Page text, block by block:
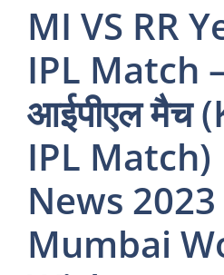
MI VS RR
IPL Match
आईपीएल मैच
IPL
News
Mumbai